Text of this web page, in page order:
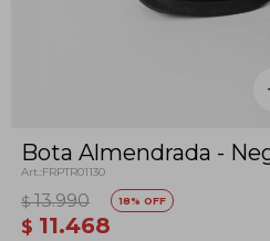
Bota Almendrada -
FRPTR01130
$ 11.468
$ 13.990 18